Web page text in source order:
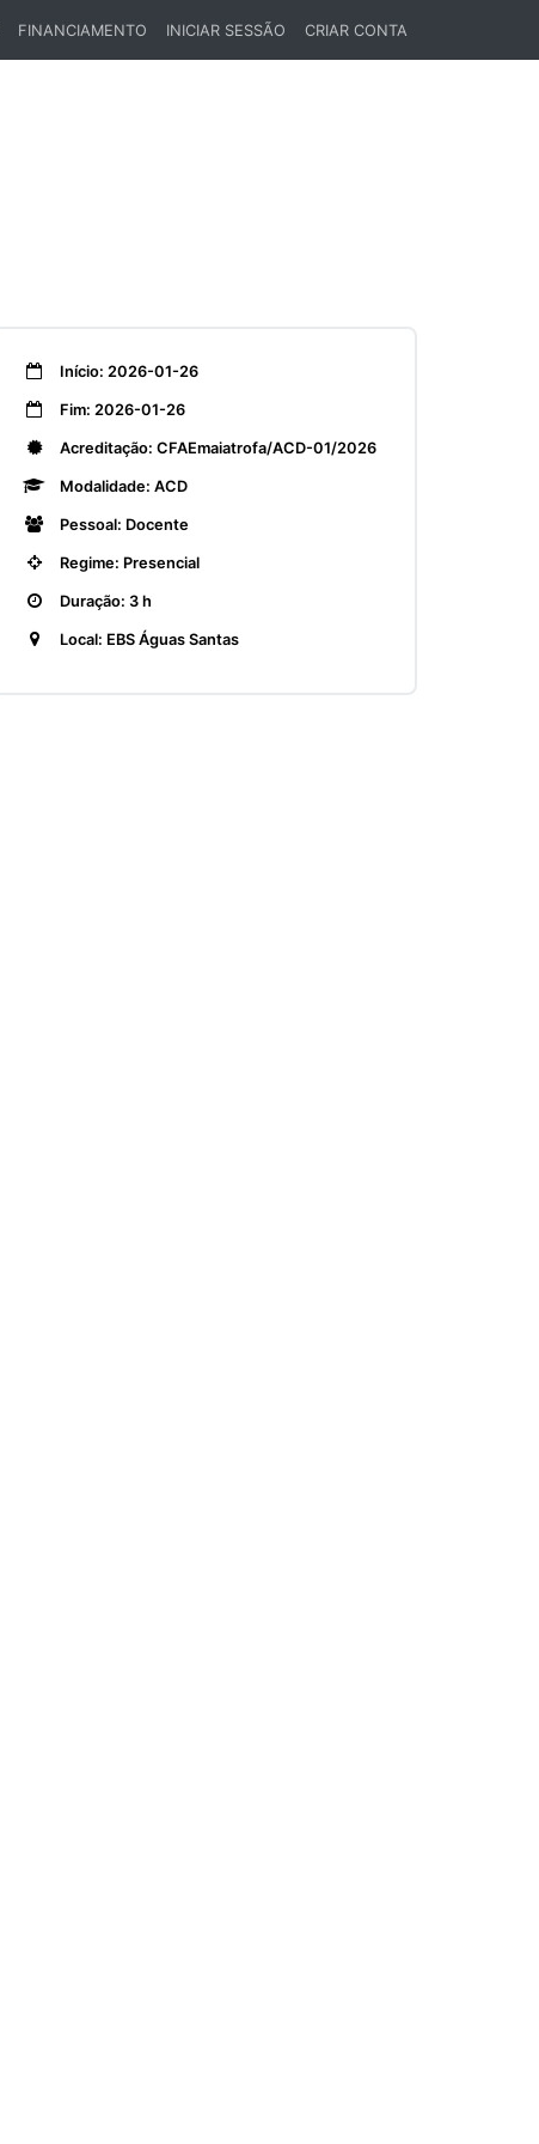
FINANCIAMENTO INICIAR SESSÃO CRIAR CONTA
Início: 2026-01-26
Fim: 2026-01-26
Acreditação: CFAEmaiatrofa/ACD-01/2026
Modalidade: ACD
Pessoal: Docente
Regime: Presencial
Duração: 3 h
Local: EBS Águas Santas